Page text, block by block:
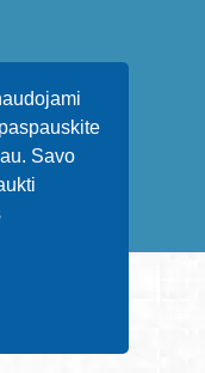
Savo